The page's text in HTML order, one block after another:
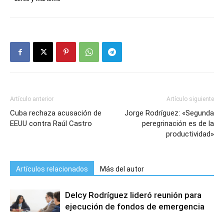
Artículo anterior
Cuba rechaza acusación de
EEUU contra Raúl Castro
Artículo siguiente
Jorge Rodríguez: «Segunda
peregrinación es de la
productividad»
Artículos relacionados Más del autor
Delcy Rodríguez lideró reunión para
ejecución de fondos de emergencia